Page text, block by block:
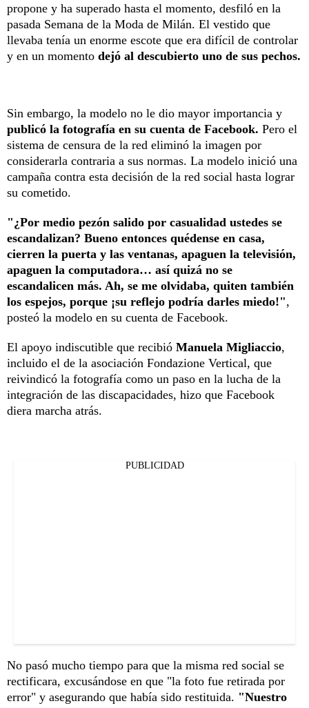
propone y ha superado hasta el momento, desfiló en la
pasada Semana de la Moda de Milán. El vestido que
llevaba tenía un enorme escote que era difícil de controlar
y en un momento dejó al descubierto uno de sus pechos.
Sin embargo, la modelo no le dio mayor importancia y
publicó la fotografía en su cuenta de Facebook. Pero el
sistema de censura de la red eliminó la imagen por
considerarla contraria a sus normas. La modelo inició una
campaña contra esta decisión de la red social hasta lograr
su cometido.
"¿Por medio pezón salido por casualidad ustedes se
escandalizan? Bueno entonces quédense en casa,
cierren la puerta y las ventanas, apaguen la televisión,
apaguen la computadora… así quizá no se
escandalicen más. Ah, se me olvidaba, quiten también
los espejos, porque ¡su reflejo podría darles miedo!",
posteó la modelo en su cuenta de Facebook.
El apoyo indiscutible que recibió Manuela Migliaccio,
incluido el de la asociación Fondazione Vertical, que
reivindicó la fotografía como un paso en la lucha de la
integración de las discapacidades, hizo que Facebook
diera marcha atrás.
PUBLICIDAD
No pasó mucho tiempo para que la misma red social se
rectificara, excusándose en que "la foto fue retirada por
error" y asegurando que había sido restituida. "Nuestro